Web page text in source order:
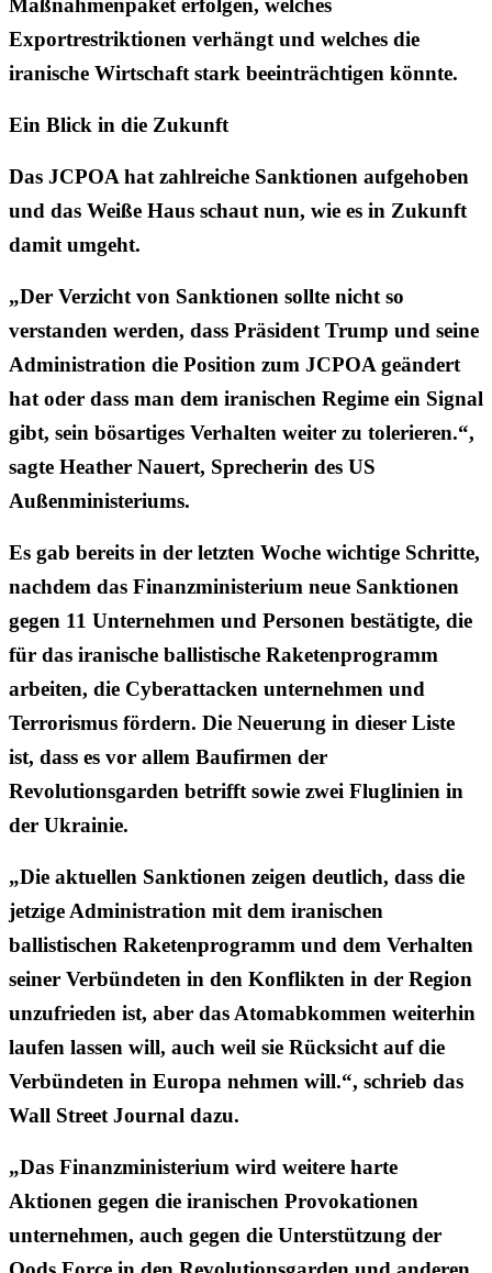
Exportrestriktionen verhängt und welches die
iranische Wirtschaft stark beeinträchtigen könnte.
Ein Blick in die Zukunft
Das JCPOA hat zahlreiche Sanktionen aufgehoben
und das Weiße Haus schaut nun, wie es in Zukunft
damit umgeht.
„Der Verzicht von Sanktionen sollte nicht so
verstanden werden, dass Präsident Trump und seine
Administration die Position zum JCPOA geändert
hat oder dass man dem iranischen Regime ein Signal
gibt, sein bösartiges Verhalten weiter zu tolerieren.“,
sagte Heather Nauert, Sprecherin des US
Außenministeriums.
Es gab bereits in der letzten Woche wichtige Schritte,
nachdem das Finanzministerium neue Sanktionen
gegen 11 Unternehmen und Personen bestätigte, die
für das iranische ballistische Raketenprogramm
arbeiten, die Cyberattacken unternehmen und
Terrorismus fördern. Die Neuerung in dieser Liste
ist, dass es vor allem Baufirmen der
Revolutionsgarden betrifft sowie zwei Fluglinien in
der Ukrainie.
„Die aktuellen Sanktionen zeigen deutlich, dass die
jetzige Administration mit dem iranischen
ballistischen Raketenprogramm und dem Verhalten
seiner Verbündeten in den Konflikten in der Region
unzufrieden ist, aber das Atomabkommen weiterhin
laufen lassen will, auch weil sie Rücksicht auf die
Verbündeten in Europa nehmen will.“, schrieb das
Wall Street Journal dazu.
„Das Finanzministerium wird weitere harte
Aktionen gegen die iranischen Provokationen
unternehmen, auch gegen die Unterstützung der